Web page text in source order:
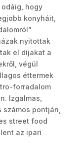
hogy
konyháit,
nyitottak
el díjakat a
végül
éttermek
forradalom
Izgalmas,
pontján,
street food
az ipari